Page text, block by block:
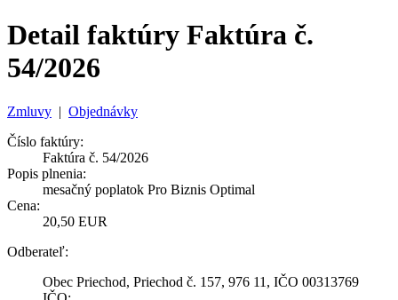
Detail faktúry Faktúra č.
54/2026
Zmluvy | Objednávky
Číslo faktúry:
Faktúra č. 54/2026
Popis plnenia:
mesačný poplatok Pro Biznis Optimal
Cena:
20,50 EUR
Odberateľ:
Obec Priechod, Priechod č. 157, 976 11, IČO 00313769